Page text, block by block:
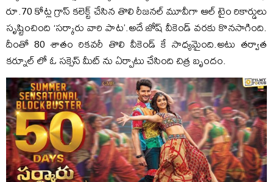
రూ.70 కోట్ల గ్రాస్ కలెక్ట్ చేసిన తొలి రీజనల్ మూవీగా ఆల్ టైం రికార్డులు
సృష్టించింది ‘సర్కారు వారి పాట’.అదే జోష్ వీకెండ్ వరకు కొనసాగింది.
దీంతో 80 శాతం రికవరీ తొలి వీకెండ్ కే సాధ్యమైంది.అటు తర్వాత
కర్నూల్ లో ఓ సక్సెస్ మీట్ ను ఏర్పాటు చేసింది చిత్ర బృందం.